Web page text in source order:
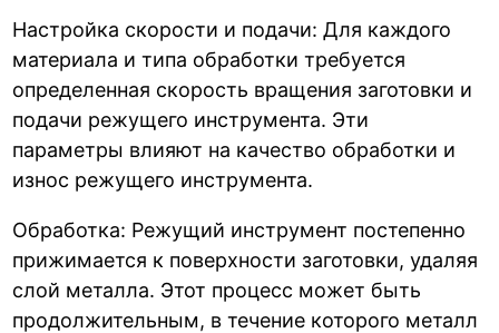
Настройка скорости и подачи: Для каждого
материала и типа обработки требуется
определенная скорость вращения заготовки и
подачи режущего инструмента. Эти
параметры влияют на качество обработки и
износ режущего инструмента.
Обработка: Режущий инструмент постепенно
прижимается к поверхности заготовки, удаляя
слой металла. Этот процесс может быть
продолжительным, в течение которого металл